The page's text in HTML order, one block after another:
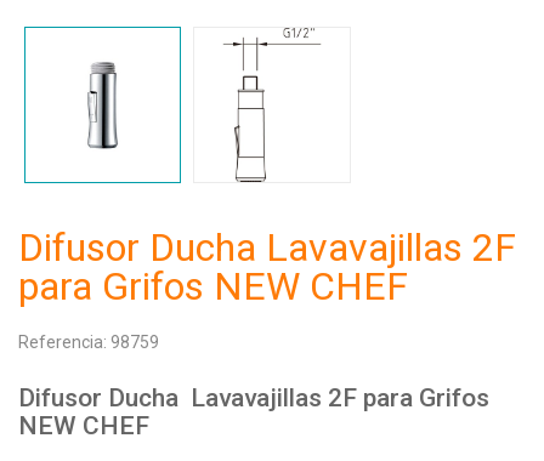
Difusor Ducha Lavavajillas 2F
para Grifos NEW CHEF
Referencia: 98759
Difusor Ducha Lavavajillas 2F para Grifos
NEW CHEF